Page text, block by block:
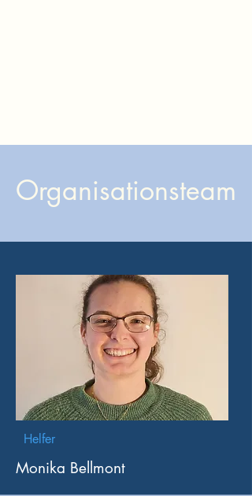
Organisationsteam
Helfer
Monika Bellmont